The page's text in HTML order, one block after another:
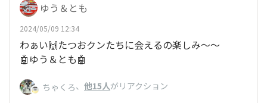
ゆう＆とも
2024/05/09 12:34
わぁい🙌たつおクンたちに会えるの楽しみ〜〜
🤖ゆう＆とも🤖
ちゃくろ、 他15人がリアクション